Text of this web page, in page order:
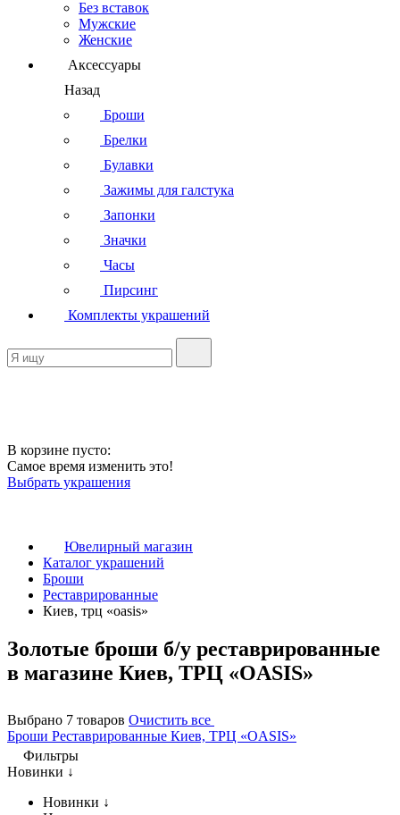
Без вставок
Мужские
Женские
Аксессуары
Назад
Броши
Брелки
Булавки
Зажимы для галстука
Запонки
Значки
Часы
Пирсинг
Комплекты украшений
В корзине пусто:
Самое время изменить это!
Выбрать украшения
Ювелирный магазин
Каталог украшений
Броши
Реставрированные
Киев, трц «oasis»
Золотые броши б/у реставрированные
в магазине Киев, ТРЦ «OASIS»
Выбрано 7 товаров Очистить все
Броши Реставрированные Киев, ТРЦ «OASIS»
Фильтры
Новинки ↓
Новинки ↓